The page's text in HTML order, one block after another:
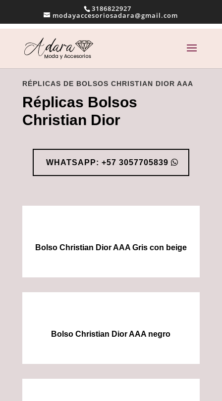
3186822927
modayaccesoriosadara@gmail.com
RÉPLICAS DE BOLSOS CHRISTIAN DIOR AAA
Réplicas Bolsos
Christian Dior
WHATSAPP: +57 3057705839
Bolso Christian Dior AAA Gris con beige
Bolso Christian Dior AAA negro